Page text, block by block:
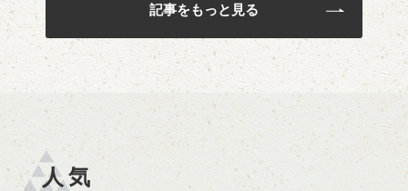
記事をもっと見る
人気